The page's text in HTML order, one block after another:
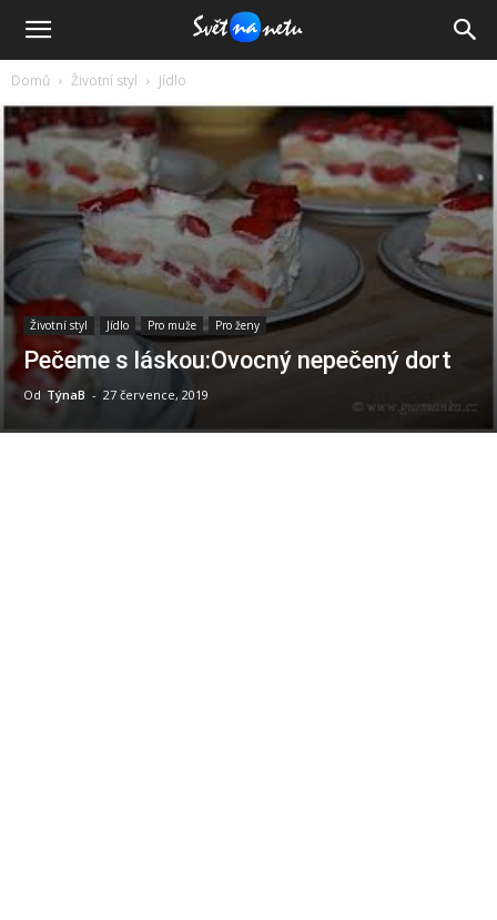
Domů Životní styl Jídlo
Životní styl Jídlo Pro muže Pro ženy
Pečeme s láskou:Ovocný nepečený dort
Od TýnaB - 27 července, 2019